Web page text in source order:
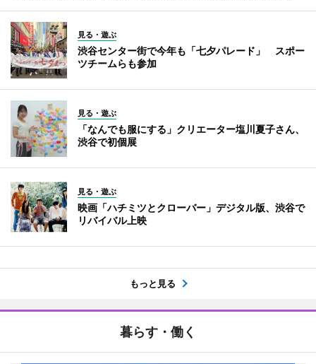
見る・遊ぶ
渋谷センター街で今年も「七夕パレード」 スポー
ツチームらも参加
見る・遊ぶ
「なんでも服にする」クリエーター塩川夏子さん、
渋谷で初個展
見る・遊ぶ
映画「ハチミツとクローバー」デジタル版、渋谷で
リバイバル上映
もっと見る
暮らす・働く